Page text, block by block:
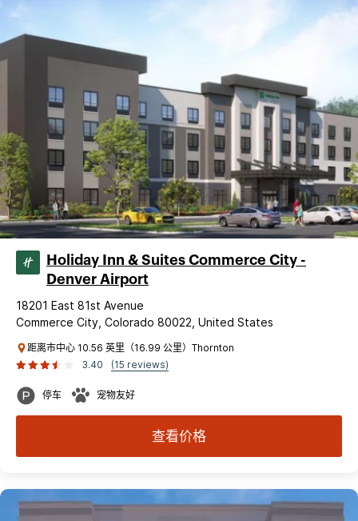
Holiday Inn & Suites Commerce City -
Denver Airport
18201 East 81st Avenue
Commerce City, Colorado 80022, United States
距离市中心 10.56 英里（16.99 公里）Thornton
3.40
(15 reviews)
停车 宠物友好
查看价格